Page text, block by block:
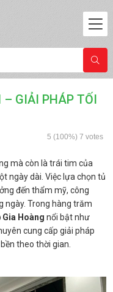
– GIẢI PHÁP TỐI
5 (100%) 7 votes
mà còn là trái tim của
ngày dài. Việc lựa chọn tủ
đến thẩm mỹ, công
ngày. Trong hàng trăm
Gia Hoàng nổi bật như
cung cấp giải pháp
theo thời gian.